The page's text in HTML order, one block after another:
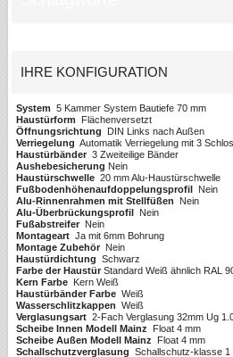
IHRE KONFIGURATION
System 5 Kammer System Bautiefe 70 mm
Haustürform
Flächenversetzt
Öffnungsrichtung
DIN Links nach Außen
Verriegelung Automatik Verriegelung mit 3
Haustürbänder 3 Zweiteilige Bänder
Aushebesicherung Nein
Haustürschwelle 20 mm Alu-Haustürschwelle
Fußbodenhöhenaufdoppelungsprofil Nein
Alu-Rinnenrahmen mit Stellfüßen
Nein
Alu-Überbrückungsprofil Nein
Fußabstreifer Nein
Montageart Ja mit 6mm Bohrung
Montage Zubehör Nein
Haustürdichtung Schwarz
Farbe der Haustür Standard Weiß ähnlich RAL
Kern Farbe Kern Weiß
Haustürbänder Farbe Weiß
Wasserschlitzkappen Weiß
Verglasungsart 2-Fach Verglasung 32mm Ug
Scheibe Innen Modell Mainz
Float 4 mm
Scheibe Außen Modell Mainz
Float 4 mm
Schallschutzverglasung Schallschutz-klasse 1